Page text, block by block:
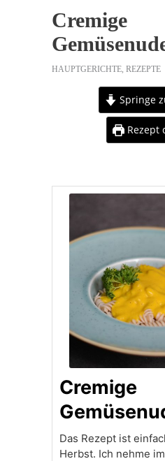
Cremige
HAUPTGERICHTE, REZEPTE
Springe
Rezept
Cremige
Das Rezept ist
Herbst. Ich nehme